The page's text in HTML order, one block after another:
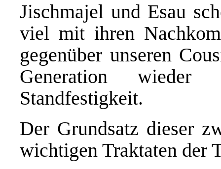
Jischmajel und Esau
viel mit ihren
gegenüber unseren
Generation
Standfestigkeit.
Der Grundsatz dieser
wichtigen Traktaten der